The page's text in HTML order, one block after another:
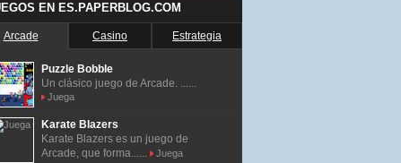
EN ES.PAPERBLOG.COM
Arcade Casino Estrategia
Puzzle Bobble
Un clásico juego de Arcade. ......
Juega
Karate Blazers
Karate Blazers es un juego de
Arcade, que forma......
Juega